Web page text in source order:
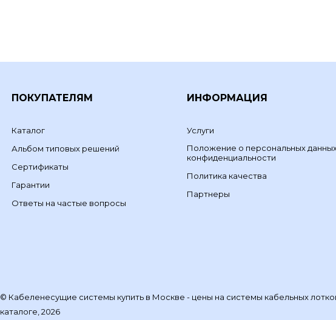
ПОКУПАТЕЛЯМ
Каталог
Альбом типовых решений
Сертификаты
Гарантии
Ответы на частые вопросы
ИНФОРМАЦИЯ
Услуги
Положение о персональных
конфиденциальности
Политика качества
Партнеры
© Кабеленесущие системы купить в Москве - цены на системы кабельных
каталоге, 2026